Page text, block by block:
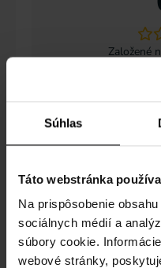
Súhlas
Táto webstránka
Na prispôsobenie
sociálnych médií a
súbory cookie.
webové stránky,
Založené
5 hviezdičiek
2 hviezdičky
1 hviezdička
Je nám ľúto, žiadne
aktuálnym výberom